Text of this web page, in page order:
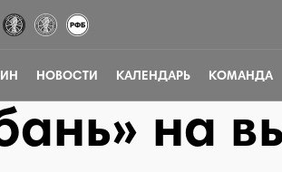
НОВОСТИ КАЛЕНДАРЬ КОМАНДА
на